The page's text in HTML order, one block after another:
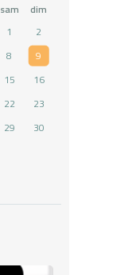
sam
dim
1
2
8
9
15
16
22
23
29
30